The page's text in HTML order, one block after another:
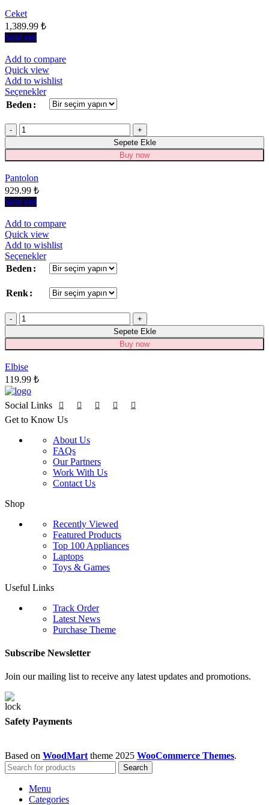
Ceket
1,389.99 ₺
Sold out
Add to compare
Quick view
Add to wishlist
SeçeneklerBu
ürünün
birden
fazla
varyasyonu
Beden
Miktar
Sepete Ekle
Buy now
Pantolon
929.99 ₺
Sold out
Add to compare
Quick view
Add to wishlist
SeçeneklerBu
ürünün
birden
fazla
varyasyonu
sayfasından
seçilebilir
Beden
Renk
Miktar
Sepete Ekle
Buy now
Elbise
119.99 ₺
Social Links
Get to Know Us
About Us
FAQs
Our Partners
Work With Us
Contact Us
Shop
Recently Viewed
Featured Products
Top 100 Appliances
Laptops
Toys & Games
Useful Links
Track Order
Latest News
Purchase Theme
Subscribe Newsletter
Join our mailing list to receive any latest updates and promotions.
Safety Payments
Based on WoodMart theme 2025 WooCommerce Themes.
Search
Menu
Categories